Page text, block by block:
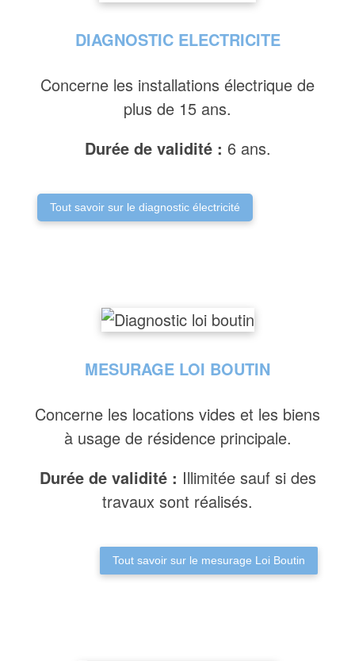
DIAGNOSTIC ELECTRICITE
Concerne les installations électrique de
plus de 15 ans.
Durée de validité : 6 ans.
Tout savoir sur le diagnostic électricité
MESURAGE LOI BOUTIN
Concerne les locations vides et les biens
à usage de résidence principale.
Durée de validité : Illimitée sauf si des
travaux sont réalisés.
Tout savoir sur le mesurage Loi Boutin